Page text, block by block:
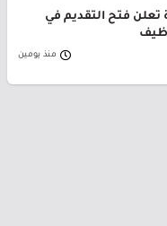
تعلن فتح التقديم في
منذ يومين